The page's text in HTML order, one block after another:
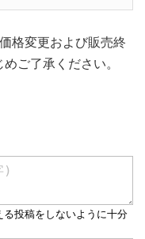
格変更および販売終
ご了承ください。